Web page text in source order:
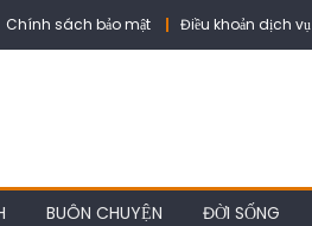
Chính sách bảo mật Điều khoản dịch vụ
BUÔN CHUYỆN ĐỜI SỐNG